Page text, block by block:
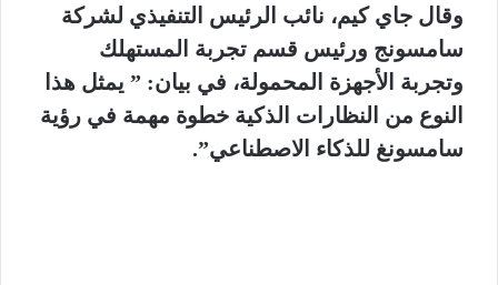
وقال جاي كيم، نائب الرئيس التنفيذي لشركة
سامسونج ورئيس قسم تجربة المستهلك
وتجربة الأجهزة المحمولة، في بيان: ” يمثل هذا
النوع من النظارات الذكية خطوة مهمة في رؤية
سامسونغ للذكاء الاصطناعي”.